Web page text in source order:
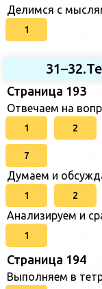
Делимся с
1
Страница 193
Отвечаем на
1 2
7
Думаем и
1 2
Анализируем и
1
Страница 194
Выполняем в